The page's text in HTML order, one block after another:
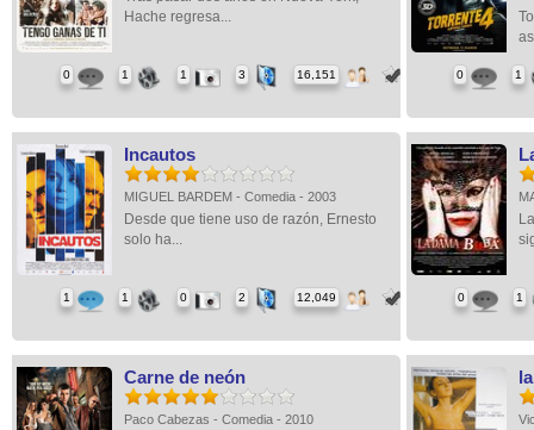
Hache regresa...
0 1 1 3 16,151 0 1
Incautos
MIGUEL BARDEM - Comedia - 2003
Desde que tiene uso de razón, Ernesto
solo ha...
1 1 0 2 12,049 0 1
Carne de neón
Paco Cabezas - Comedia - 2010